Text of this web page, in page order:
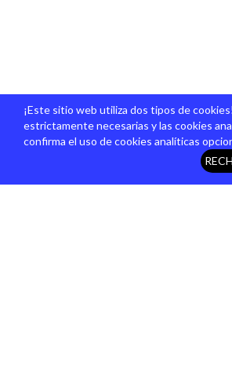
¡Este sitio web utiliza dos tipos de
estrictamente necesarias y las cookies
confirma el uso de cookies analíticas